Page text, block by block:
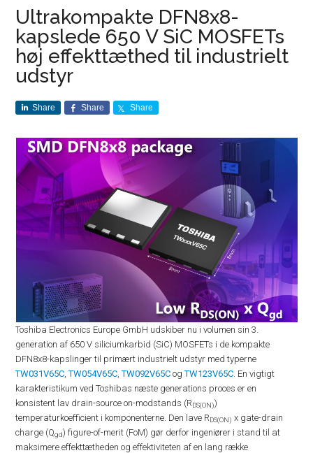
Ultrakompakte DFN8x8-
kapslede 650 V SiC MOSFETs
høj effekttæthed til industrielt
udstyr
Share Share Share
Toshiba Electronics Europe GmbH udskiber nu i volumen sin 3.
generation af 650 V siliciumkarbid (SiC) MOSFETs i de kompakte
DFN8x8-kapslinger til primært industrielt udstyr med typerne
TW031V65C,TW054V65C,TW092V65C ogTW123V65C. En vigtigt
karakteristikum ved Toshibas næste generations proces er en
konsistent lav drain-source on-modstands (RDS(ON))
temperaturkoefficient i komponenterne. Den lave RDS(ON) x gate-drain
charge (Qgd) figure-of-merit (FoM) gør derfor ingeniører i stand til at
maksimere effekttætheden og effektiviteten af en lang række